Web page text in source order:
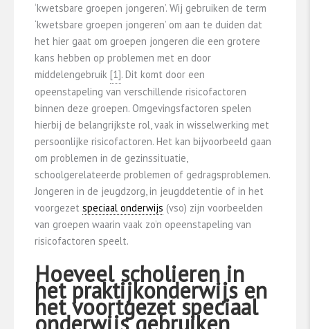
‘kwetsbare groepen jongeren’. Wij gebruiken de term
‘kwetsbare groepen jongeren’ om aan te duiden dat
het hier gaat om groepen jongeren die een grotere
kans hebben op problemen met en door
middelengebruik ​[1]​. Dit komt door een
opeenstapeling van verschillende risicofactoren
binnen deze groepen. Omgevingsfactoren spelen
hierbij de belangrijkste rol, vaak in wisselwerking met
persoonlijke risicofactoren. Het kan bijvoorbeeld gaan
om problemen in de gezinssituatie,
schoolgerelateerde problemen of gedragsproblemen.
Jongeren in de jeugdzorg, in jeugddetentie of in het
voorgezet speciaal onderwijs (vso) zijn voorbeelden
van groepen waarin vaak zo’n opeenstapeling van
risicofactoren speelt.
Hoeveel scholieren in
het praktijkonderwijs en
het voortgezet speciaal